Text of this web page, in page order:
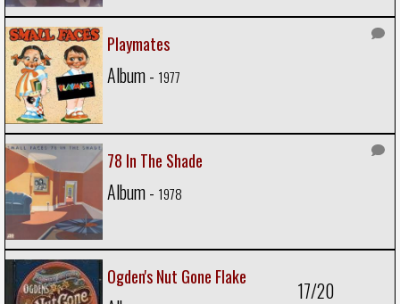
Playmates
Album - 1977
78 In The Shade
Album - 1978
Ogden's Nut Gone Flake
17/20